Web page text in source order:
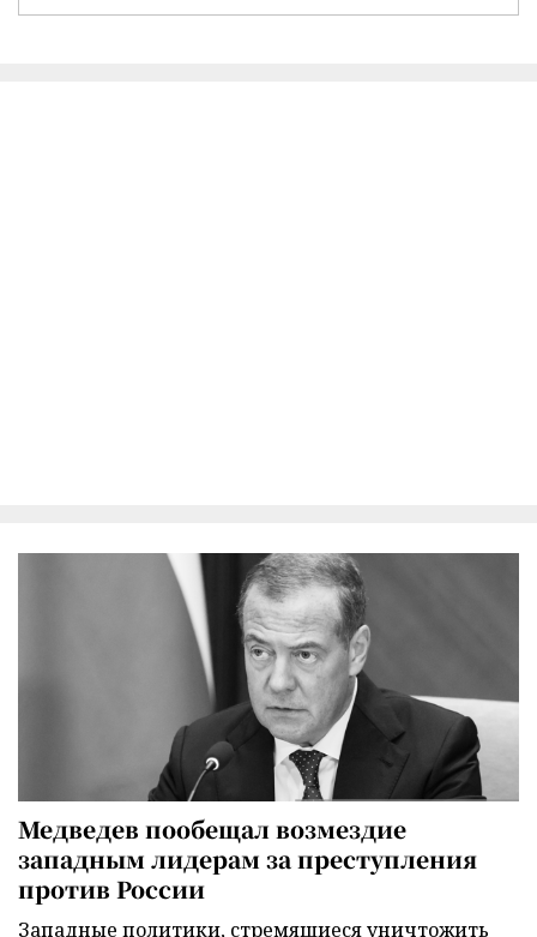
Медведев пообещал возмездие
западным лидерам за преступления
против России
Западные политики, стремящиеся уничтожить